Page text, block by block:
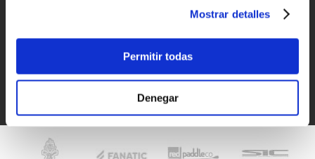
Mostrar detalles
Permitir todas
Denegar
Paulo Basto
Ver opiniones de HoeNalu